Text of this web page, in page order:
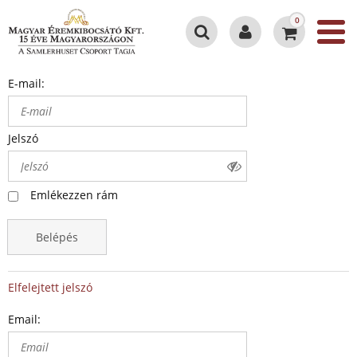
0
E-mail:
Jelszó
Emlékezzen rám
Belépés
Elfelejtett jelszó
Email: